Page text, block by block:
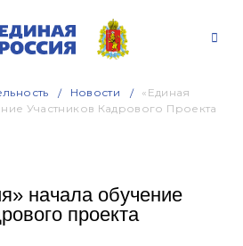
Новости
«Единая
Участников Кадрового Проекта
начала обучение
проекта